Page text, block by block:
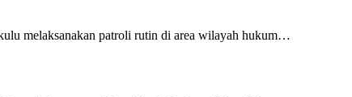
melaksanakan patroli rutin di area wilayah hukum…